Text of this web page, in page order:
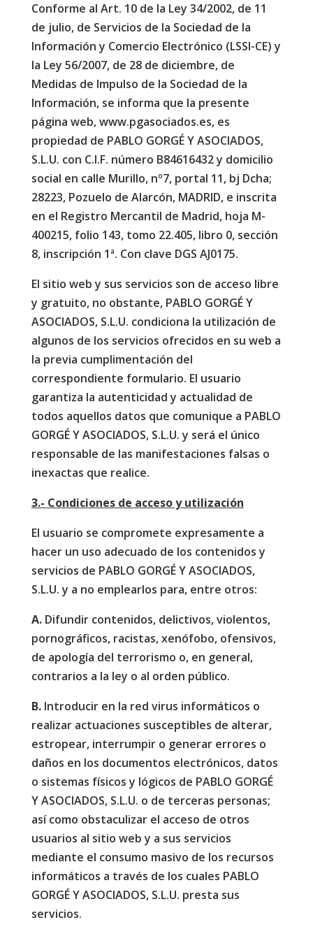
Conforme al Art. 10 de la Ley 34/2002, de 11
de julio, de Servicios de la Sociedad de la
Información y Comercio Electrónico (LSSI-CE) y
la Ley 56/2007, de 28 de diciembre, de
Medidas de Impulso de la Sociedad de la
Información, se informa que la presente
página web, www.pgasociados.es, es
propiedad de PABLO GORGÉ Y ASOCIADOS,
S.L.U. con C.I.F. número B84616432 y domicilio
social en calle Murillo, nº7, portal 11, bj Dcha;
28223, Pozuelo de Alarcón, MADRID, e inscrita
en el Registro Mercantil de Madrid, hoja M-
400215, folio 143, tomo 22.405, libro 0, sección
8, inscripción 1ª. Con clave DGS AJ0175.
El sitio web y sus servicios son de acceso libre
y gratuito, no obstante, PABLO GORGÉ Y
ASOCIADOS, S.L.U. condiciona la utilización de
algunos de los servicios ofrecidos en su web a
la previa cumplimentación del
correspondiente formulario. El usuario
garantiza la autenticidad y actualidad de
todos aquellos datos que comunique a PABLO
GORGÉ Y ASOCIADOS, S.L.U. y será el único
responsable de las manifestaciones falsas o
inexactas que realice.
3.- Condiciones de acceso y utilización
El usuario se compromete expresamente a
hacer un uso adecuado de los contenidos y
servicios de PABLO GORGÉ Y ASOCIADOS,
S.L.U. y a no emplearlos para, entre otros:
A.Difundir contenidos, delictivos, violentos,
pornográficos, racistas, xenófobo, ofensivos,
de apología del terrorismo o, en general,
contrarios a la ley o al orden público.
B.Introducir en la red virus informáticos o
realizar actuaciones susceptibles de alterar,
estropear, interrumpir o generar errores o
daños en los documentos electrónicos, datos
o sistemas físicos y lógicos de PABLO GORGÉ
Y ASOCIADOS, S.L.U. o de terceras personas;
así como obstaculizar el acceso de otros
usuarios al sitio web y a sus servicios
mediante el consumo masivo de los recursos
informáticos a través de los cuales PABLO
GORGÉ Y ASOCIADOS, S.L.U. presta sus
servicios.